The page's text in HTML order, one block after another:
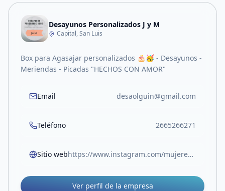
Desayunos Personalizados J y M
Capital, San Luis
Box para Agasajar personalizados 🎂🥳 - Desayunos -
Meriendas - Picadas "HECHOS CON AMOR"
Email desaolguin@gmail.com
Teléfono 2665266271
Sitio web https://www.instagram.com/mujeresalvolantesanluis?igsh=eDAyanRtcm5yaGh5
Ver perfil de la empresa